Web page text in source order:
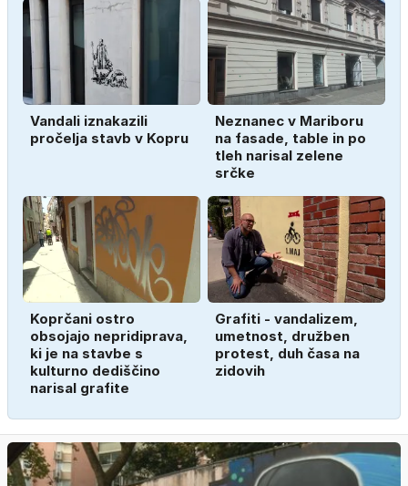
Vandali iznakazili
pročelja stavb v Kopru
Neznanec v Mariboru
na fasade, table in po
tleh narisal zelene
srčke
Koprčani ostro
obsojajo nepridiprava,
ki je na stavbe s
kulturno dediščino
narisal grafite
Grafiti - vandalizem,
umetnost, družben
protest, duh časa na
zidovih